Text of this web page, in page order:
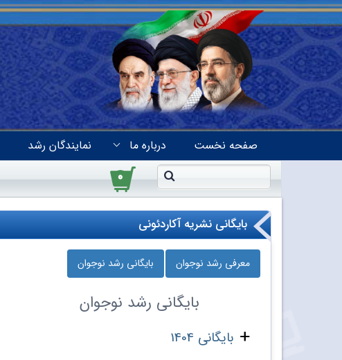
صفحه نخست درباره ما نمایندگان رشد
۰
بایگانی نشریه آکاردئونی
معرفی رشد نوجوان بایگانی رشد نوجوان
بایگانی رشد نوجوان
بایگانی 1404